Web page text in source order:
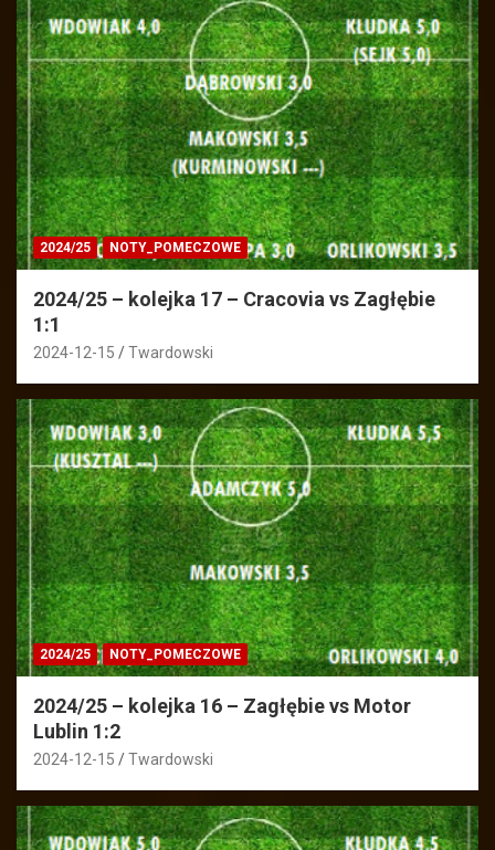
2024/25 NOTY_POMECZOWE
2024/25 – kolejka 17 – Cracovia vs Zagłębie
1:1
2024-12-15 Twardowski
2024/25 NOTY_POMECZOWE
2024/25 – kolejka 16 – Zagłębie vs Motor
Lublin 1:2
2024-12-15 Twardowski